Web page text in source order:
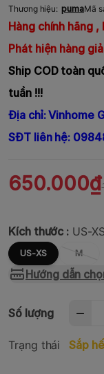
Thương hiệu: pumaMã
Hàng chính hãng
Phát hiện hàng
Ship COD toàn
tuần !!!
Địa chỉ: Vinhome
SĐT liên hệ:
650.000₫
Kích thước : US-XS
US-XS M
Hướng dẫn
Số lượng
Trạng thái Sắp